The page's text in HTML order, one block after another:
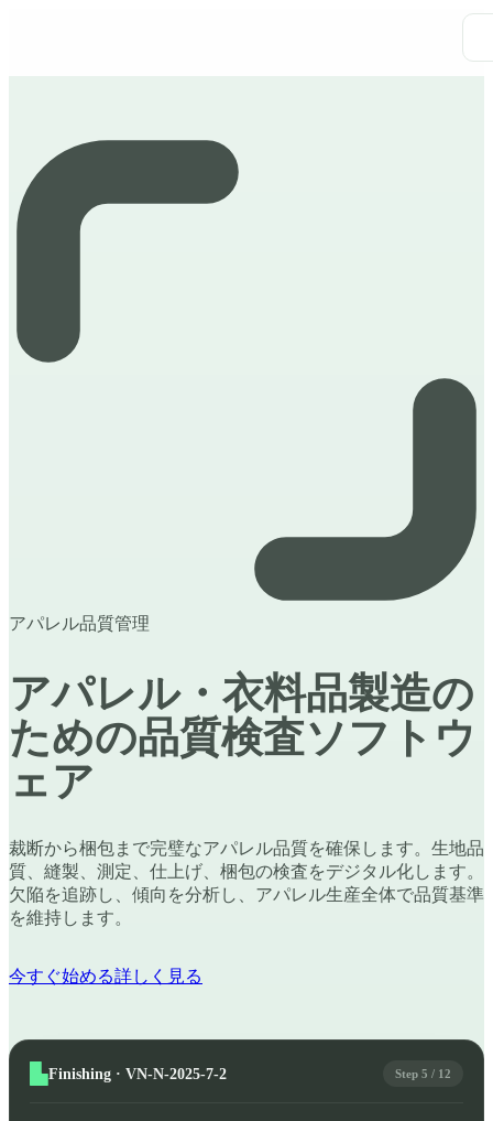
アパレル品質管理
アパレル・衣料品製造の
ための品質検査ソフトウ
ェア
裁断から梱包まで完璧なアパレル品質を確保します。生地品
質、縫製、測定、仕上げ、梱包の検査をデジタル化します。
欠陥を追跡し、傾向を分析し、アパレル生産全体で品質基準
を維持します。
今すぐ始める詳しく見る
Finishing · VN-N-2025-7-2 Step 5 / 12